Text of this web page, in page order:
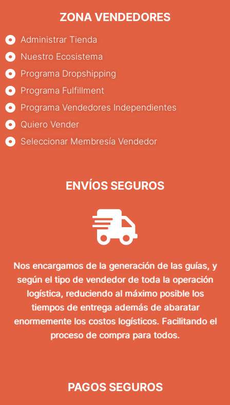
ZONA VENDEDORES
Administrar Tienda
Nuestro Ecosistema
Programa Dropshipping
Programa Fulfillment
Programa Vendedores Independientes
Quiero Vender
Seleccionar Membresía Vendedor
ENVÍOS SEGUROS
Nos encargamos de la generación de las guías, y
según el tipo de vendedor de toda la operación
logística, reduciendo al máximo posible los
tiempos de entrega además de abaratar
enormemente los costos logísticos. Facilitando el
proceso de compra para todos.
PAGOS SEGUROS